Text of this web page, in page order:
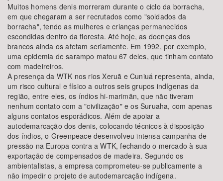
Muitos homens denis morreram durante o ciclo da borracha,
em que chegaram a ser recrutados como "soldados da
borracha", tendo as mulheres e crianças permanecidos
escondidas dentro da floresta. Até hoje, as doenças dos
brancos ainda os afetam seriamente. Em 1992, por exemplo,
uma epidemia de sarampo matou 67 deles, que tinham contato
com madeireiros.
A presença da WTK nos rios Xeruã e Cuniuá representa, ainda,
um risco cultural e físico a outros seis grupos indígenas da
região, entre eles, os índios hi-marimãn, que não tiveram
nenhum contato com a "civilização" e os Suruaha, com apenas
alguns contatos esporádicos. Além de apoiar a
autodemarcação dos denis, colocando técnicos à disposição
dos índios, o Greenpeace desenvolveu intensa campanha de
pressão na Europa contra a WTK, fechando o mercado à sua
exportação de compensados de madeira. Segundo os
ambientalistas, a empresa comprometeu-se publicamente a
não impedir o projeto de autodemarcação indígena.